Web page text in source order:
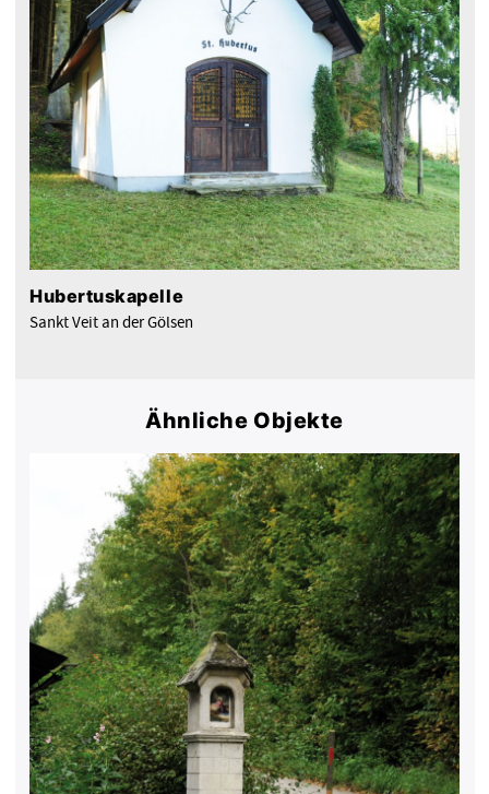
Hubertuskapelle
Sankt Veit an der Gölsen
Ähnliche Objekte